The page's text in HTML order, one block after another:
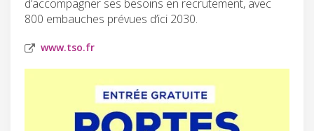
d’accompagner ses besoins en recrutement, avec
800 embauches prévues d’ici 2030.
www.tso.fr